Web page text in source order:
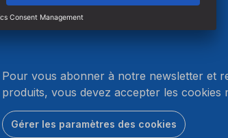
Pour vous abonner à notre newsletter et
produits, vous devez accepter les cookies
Gérer les paramètres des cookies